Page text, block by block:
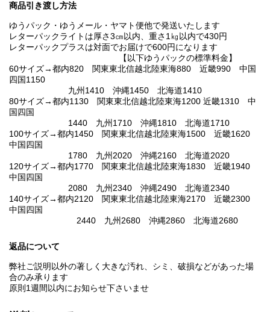
商品引き渡し方法
ゆうパック・ゆうメール・ヤマト便他で発送いたします
レターパックライトは厚さ3㎝以内、重さ1㎏以内で430円
レターパックプラスは対面でお届けで600円になります
【以下ゆうパックの標準料金】
60サイズ→都内820 関東東北信越北陸東海880 近畿990 中国
四国1150
九州1410 沖縄1450 北海道1410
80サイズ→都内1130 関東東北信越北陸東海1200 近畿1310 中
国四国
1440 九州1710 沖縄1810 北海道1710
100サイズ→都内1450 関東東北信越北陸東海1500 近畿1620
中国四国
1780 九州2020 沖縄2160 北海道2020
120サイズ→都内1770 関東東北信越北陸東海1830 近畿1940
中国四国
2080 九州2340 沖縄2490 北海道2340
140サイズ→都内2120 関東東北信越北陸東海2170 近畿2300
中国四国
2440 九州2680 沖縄2860 北海道2680
返品について
弊社ご説明以外の著しく大きな汚れ、シミ、破損などがあった場
合のみ承ります
原則1週間以内にお知らせ下さいませ